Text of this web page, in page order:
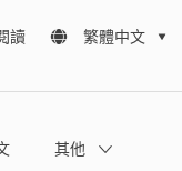
讀 繁體中文
其他